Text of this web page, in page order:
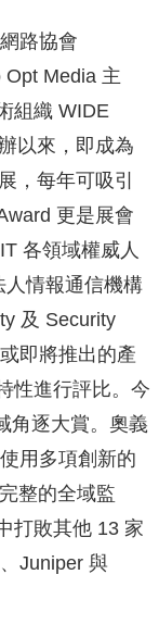
路協會
Opt Media 主
組織 WIDE
以來，即成為
，每年可吸引
更是展會
各領域權威人
情報通信機構
及 Security
即將推出的產
性進行評比。今
角逐大賞。奧義
用多項創新的
整的全域監
打敗其他 13 家
Juniper 與